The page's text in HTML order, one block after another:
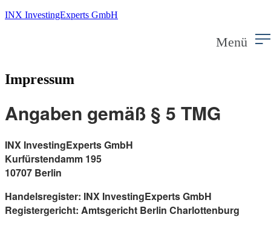
INX InvestingExperts GmbH
Menü
Impressum
Angaben gemäß § 5 TMG
INX InvestingExperts GmbH
Kurfürstendamm 195
10707 Berlin
Handelsregister: INX InvestingExperts GmbH
Registergericht: Amtsgericht Berlin Charlottenburg